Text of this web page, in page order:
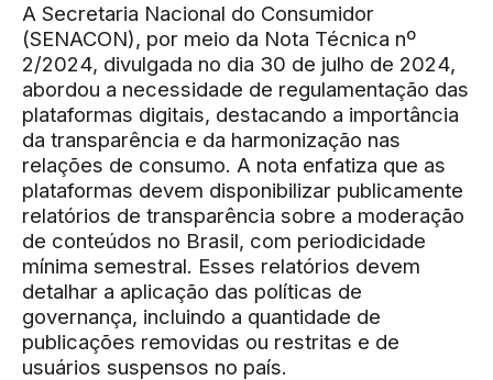
A Secretaria Nacional do Consumidor
(SENACON), por meio da Nota Técnica nº
2/2024, divulgada no dia 30 de julho de 2024,
abordou a necessidade de regulamentação das
plataformas digitais, destacando a importância
da transparência e da harmonização nas
relações de consumo. A nota enfatiza que as
plataformas devem disponibilizar publicamente
relatórios de transparência sobre a moderação
de conteúdos no Brasil, com periodicidade
mínima semestral. Esses relatórios devem
detalhar a aplicação das políticas de
governança, incluindo a quantidade de
publicações removidas ou restritas e de
usuários suspensos no país.